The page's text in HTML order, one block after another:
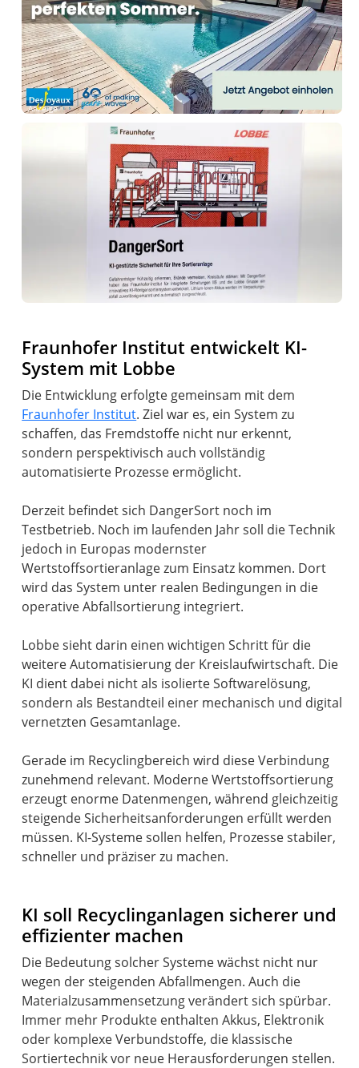
Anzeige
Fraunhofer Institut entwickelt KI-
System mit Lobbe
Die Entwicklung erfolgte gemeinsam mit dem
Fraunhofer Institut. Ziel war es, ein System zu
schaffen, das Fremdstoffe nicht nur erkennt,
sondern perspektivisch auch vollständig
automatisierte Prozesse ermöglicht.
Derzeit befindet sich DangerSort noch im
Testbetrieb. Noch im laufenden Jahr soll die Technik
jedoch in Europas modernster
Wertstoffsortieranlage zum Einsatz kommen. Dort
wird das System unter realen Bedingungen in die
operative Abfallsortierung integriert.
Lobbe sieht darin einen wichtigen Schritt für die
weitere Automatisierung der Kreislaufwirtschaft. Die
KI dient dabei nicht als isolierte Softwarelösung,
sondern als Bestandteil einer mechanisch und digital
vernetzten Gesamtanlage.
Gerade im Recyclingbereich wird diese Verbindung
zunehmend relevant. Moderne Wertstoffsortierung
erzeugt enorme Datenmengen, während gleichzeitig
steigende Sicherheitsanforderungen erfüllt werden
müssen. KI-Systeme sollen helfen, Prozesse stabiler,
schneller und präziser zu machen.
KI soll Recyclinganlagen sicherer und
effizienter machen
Die Bedeutung solcher Systeme wächst nicht nur
wegen der steigenden Abfallmengen. Auch die
Materialzusammensetzung verändert sich spürbar.
Immer mehr Produkte enthalten Akkus, Elektronik
oder komplexe Verbundstoffe, die klassische
Sortiertechnik vor neue Herausforderungen stellen.